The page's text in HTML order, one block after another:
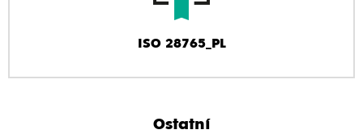
ISO 28765_PL
Ostatní